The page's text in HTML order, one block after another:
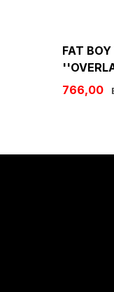
FAT BOY
766,00